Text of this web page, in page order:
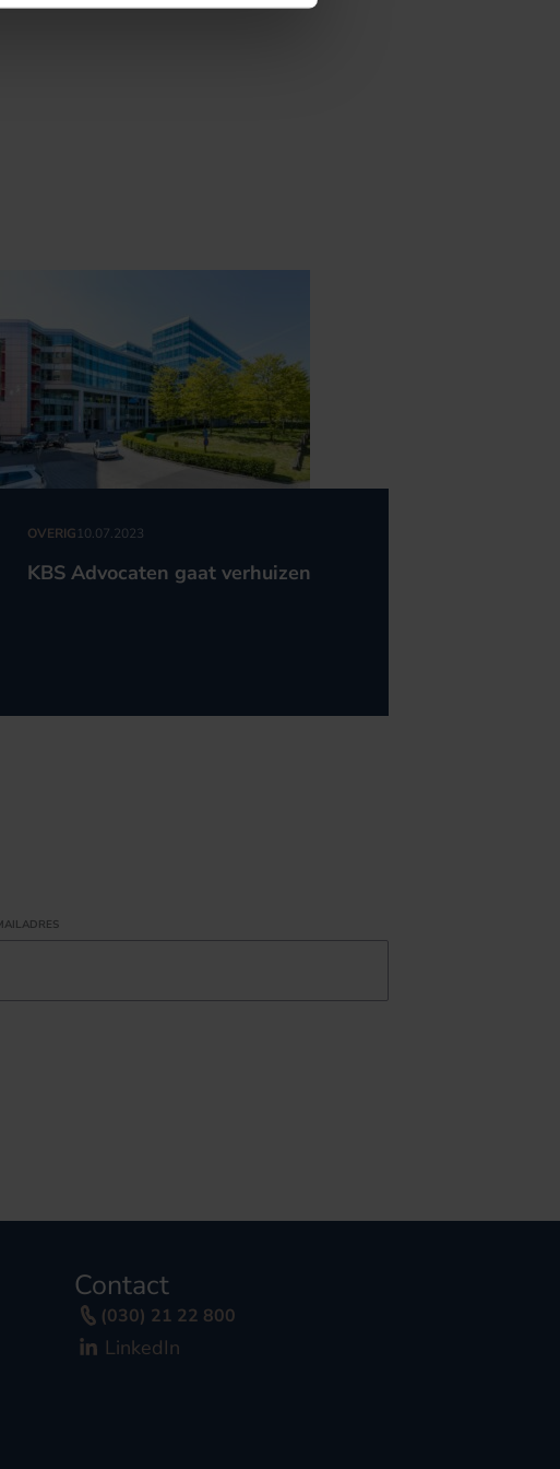
OVERIG10.07.2023
KBS Advocaten gaat verhuizen
Contact
(030) 21 22 800
LinkedIn